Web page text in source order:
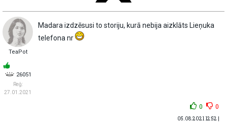
TeaPot
26051
Reģ:
27.01.2021
Madara izdzēsusi to storiju, kurā nebija aizklāts Lieņuka
telefona nr
0 0
05.08.2021 12:52 |